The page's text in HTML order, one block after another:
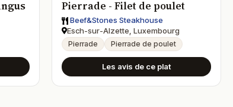
Pierrade - Filet de poulet
Beef&Stones Steakhouse
Esch-sur-Alzette, Luxembourg
Pierrade Pierrade de poulet
Les avis de ce plat